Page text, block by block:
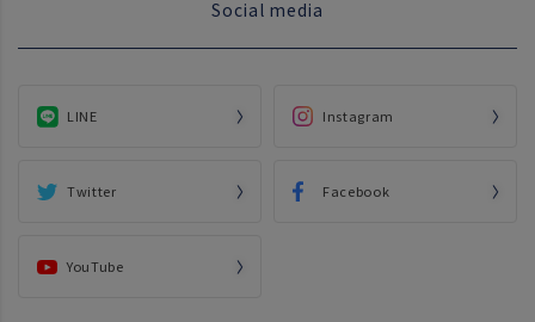
Social media
LINE Instagram
Twitter Facebook
YouTube